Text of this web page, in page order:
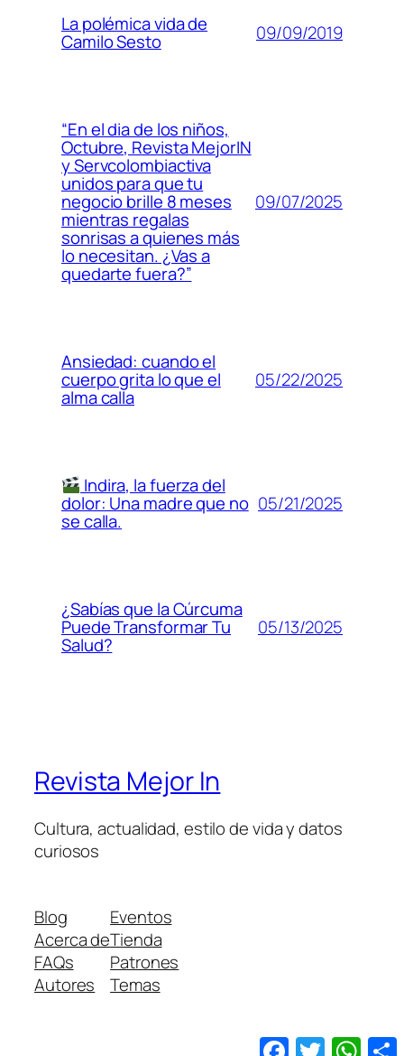
La polémica vida de
Camilo Sesto 09/09/2019
“En el dia de los niños,
Octubre, Revista MejorIN
y Servcolombiactiva
unidos para que tu
negocio brille 8 meses
mientras regalas
sonrisas a quienes más
lo necesitan. ¿Vas a
quedarte fuera?”
09/07/2025
Ansiedad: cuando el
cuerpo grita lo que el
alma calla
05/22/2025
Indira, la fuerza del
dolor: Una madre que no
se calla.
05/21/2025
¿Sabías que la Cúrcuma
Puede Transformar Tu
Salud?
05/13/2025
Revista Mejor In
Cultura, actualidad, estilo de vida y datos
curiosos
Blog
Acerca de
FAQs
Autores
Eventos
Tienda
Patrones
Temas
Facebook
Twitter